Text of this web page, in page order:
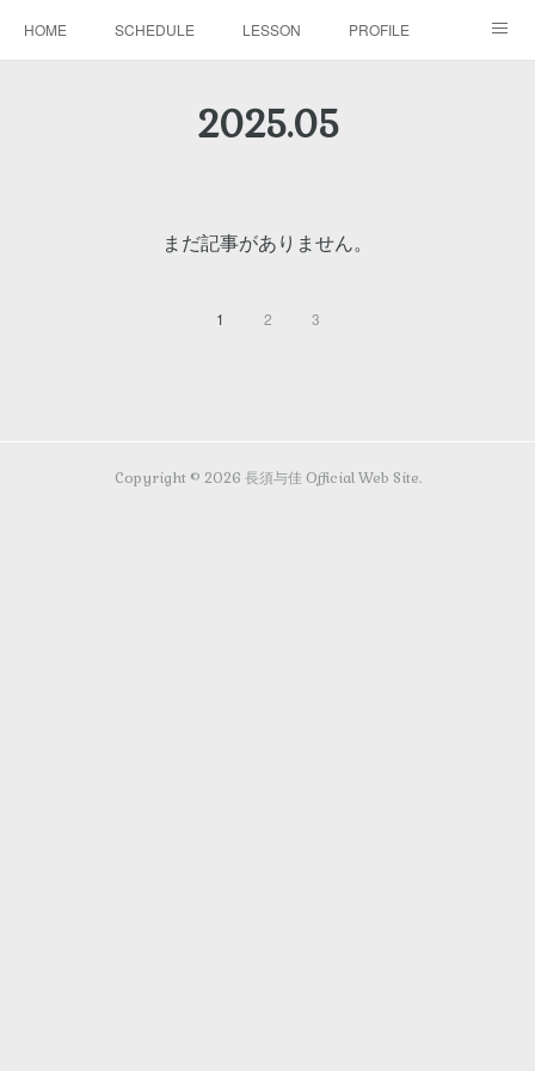
HOME SCHEDULE LESSON PROFILE
2025.05
まだ記事がありません。
1 2 3
Copyright © 2026 長須与佳 Official Web Site.